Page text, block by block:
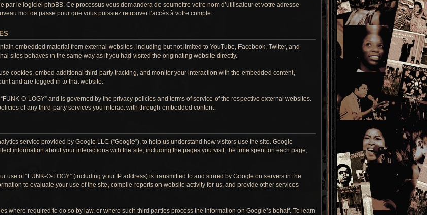
par le logiciel phpBB. Ce processus vous demandera de soumettre votre nom d’utilisateur et votre adresse
mot de passe pour que vous puissiez retrouver l’accès à votre compte.
embedded material from external websites, including but not limited to YouTube, Facebook, Twitter, and
sites behaves in the same way as if you had visited the originating website directly.
cookies, embed additional third-party tracking, and monitor your interaction with the embedded content,
and are logged in to that website.
O-LOGY” and is governed by the privacy policies and terms of service of the respective external websites.
of any third-party services you interact with through embedded content.
service provided by Google LLC (“Google”), to help us understand how visitors use the site. Google
information about your interactions with the site, including the pages you visit, the time spent on each page,
use of “FUNK-O-LOGY” (including your IP address) is transmitted to and stored by Google on servers in the
to evaluate your use of the site, compile reports on website activity for us, and provide other services
where required to do so by law, or where such third parties process the information on Google’s behalf. To learn